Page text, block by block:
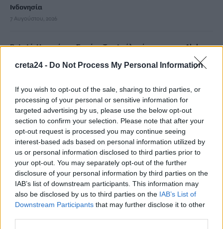
creta24 - Do Not Process My Personal Information
If you wish to opt-out of the sale, sharing to third parties, or
processing of your personal or sensitive information for
targeted advertising by us, please use the below opt-out
section to confirm your selection. Please note that after your
opt-out request is processed you may continue seeing
interest-based ads based on personal information utilized by
us or personal information disclosed to third parties prior to
your opt-out. You may separately opt-out of the further
disclosure of your personal information by third parties on the
IAB’s list of downstream participants. This information may
also be disclosed by us to third parties on the IAB’s List of
Downstream Participants that may further disclose it to other
Ινδονησία
7 Αυγούστου, 2026
Ριφιφί: Η σειρά του Σωτήρη Τσαφούλια έρχεται στον Alpha
Κρίση στη Θέουτα: Ιταλικό «όχι» στο ισπανικό τελεσίγραφο
για τους ελέγχους στα σύνορα
7 Αυγούστου, 2026
Υπουργείο Μετανάστευσης: Σχεδόν 1 εκατ. ευρώ για σχολικές
υποδομές και δημόσιους χώρους στο Δήμο Χανίων και τον
Δήμο Καντάνου-Σελίνου
7 Αυγούστου, 2026
Απορρίπτει το Ιράν τη συμφωνία Σαουδικής Αραβίας,